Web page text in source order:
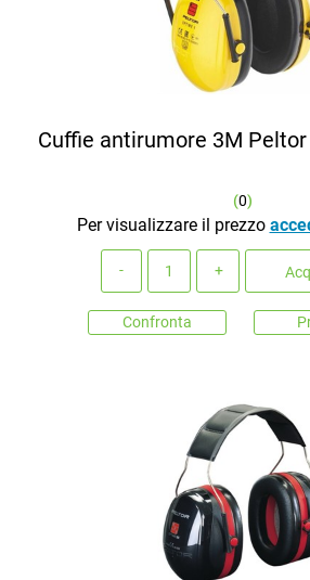
Cuffie antirumore 3M
(0)
Per visualizzare il prezzo
Confronta